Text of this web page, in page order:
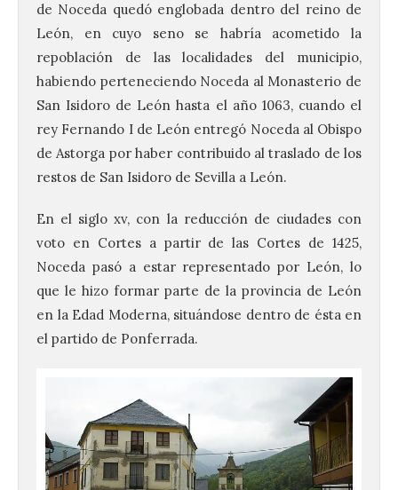
de Noceda quedó englobada dentro del reino de
León, en cuyo seno se habría acometido la
repoblación de las localidades del municipio,
habiendo perteneciendo Noceda al Monasterio de
San Isidoro de León hasta el año 1063, cuando el
rey Fernando I de León entregó Noceda al Obispo
de Astorga por haber contribuido al traslado de los
restos de San Isidoro de Sevilla a León.​
En el siglo xv, con la reducción de ciudades con
voto en Cortes a partir de las Cortes de 1425,
Noceda pasó a estar representado por León, lo
que le hizo formar parte de la provincia de León
en la Edad Moderna, situándose dentro de ésta en
el partido de Ponferrada.​